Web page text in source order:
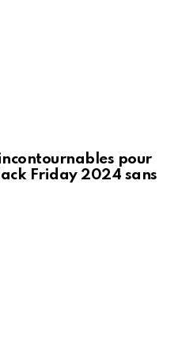
pour
Friday 2024 sans